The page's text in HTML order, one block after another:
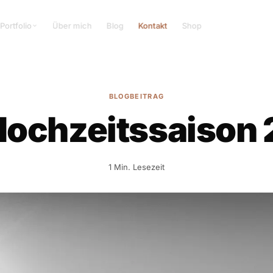
Portfolio Über mich Blog Kontakt Shop
BLOGBEITRAG
1 Min. Lesezeit